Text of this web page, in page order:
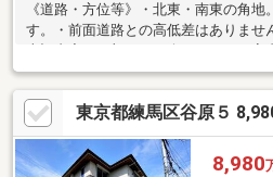
《道路・方位等》・北東・南東の角
す。・前面道路との高低差はありませ
ください。ご案内・資料請求など随時
軽にお問い合わせください。ご連絡心
東京都練馬区谷原５
8,980